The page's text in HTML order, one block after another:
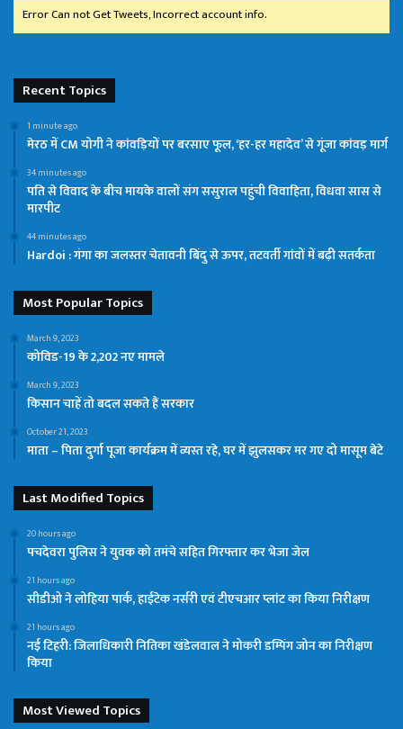
Error Can not Get Tweets, Incorrect account info.
Recent Topics
1 minute ago
मेरठ में CM योगी ने कांवड़ियों पर बरसाए फूल, ‘हर-हर महादेव’ से गूंजा कांवड़ मार्ग
34 minutes ago
पति से विवाद के बीच मायके वालों संग ससुराल पहुंची विवाहिता, विधवा सास से
मारपीट
44 minutes ago
Hardoi : गंगा का जलस्तर चेतावनी बिंदु से ऊपर, तटवर्ती गांवों में बढ़ी सतर्कता
Most Popular Topics
March 9, 2023
कोविड-19 के 2,202 नए मामले
March 9, 2023
किसान चाहें तो बदल सकते हैं सरकार
October 21, 2023
माता – पिता दुर्गा पूजा कार्यक्रम में व्यस्त रहे, घर में झुलसकर मर गए दो मासूम बेटे
Last Modified Topics
20 hours ago
पचदेवरा पुलिस ने युवक को तमंचे सहित गिरफ्तार कर भेजा जेल
21 hours ago
सीडीओ ने लोहिया पार्क, हाईटेक नर्सरी एवं टीएचआर प्लांट का किया निरीक्षण
21 hours ago
नई टिहरी: जिलाधिकारी नितिका खंडेलवाल ने मोकरी डम्पिंग जोन का निरीक्षण
किया
Most Viewed Topics